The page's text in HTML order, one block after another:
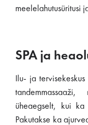
meelelahutusüritusi
SPA ja
Ilu- ja
üheaegselt, kui ka
Pakutakse ka